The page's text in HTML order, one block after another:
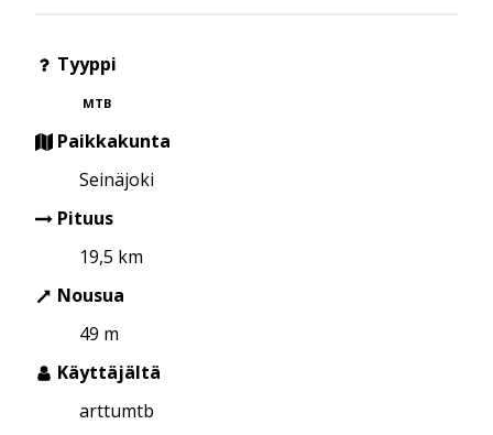
Tyyppi
MTB
Paikkakunta
Seinäjoki
Pituus
19,5 km
Nousua
49 m
Käyttäjältä
arttumtb